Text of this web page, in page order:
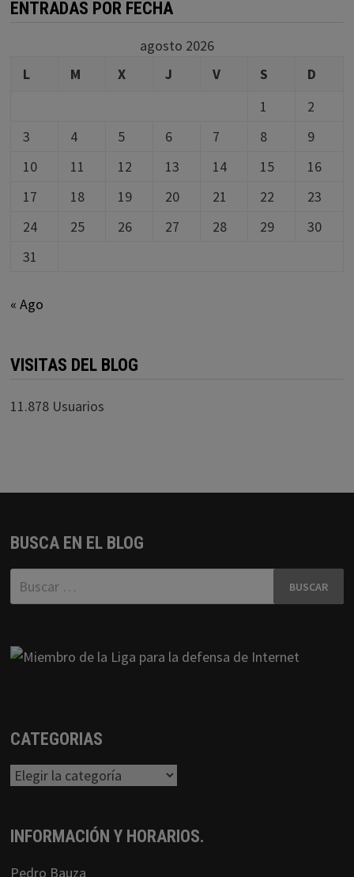
ENTRADAS POR FECHA
agosto 2026
L
M X J V S
D
1
2
3
4 5 6 7 8
9
10
11 12 13 14 15
16
17
18 19 20 21 22
23
24
25 26 27 28 29
30
31
« Ago
VISITAS DEL BLOG
11.878 Usuarios
BUSCA EN EL BLOG
Buscar:
CATEGORIAS
Categorias
INFORMACIÓN Y HORARIOS.
Pedro Bauza